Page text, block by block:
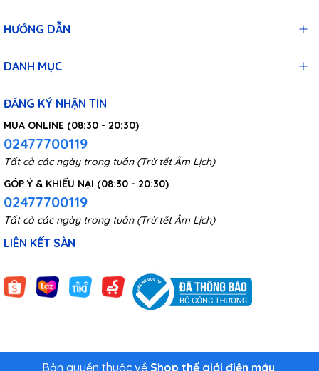
HƯỚNG DẪN
DANH MỤC
ĐĂNG KÝ NHẬN TIN
MUA ONLINE (08:30 - 20:30)
02477700119
Tất cả các ngày trong tuần (Trừ tết Âm Lịch)
GÓP Ý & KHIẾU NẠI (08:30 - 20:30)
02477700119
Tất cả các ngày trong tuần (Trừ tết Âm Lịch)
LIÊN KẾT SÀN
Bản quyền thuộc về Shop thế giới điện máy.